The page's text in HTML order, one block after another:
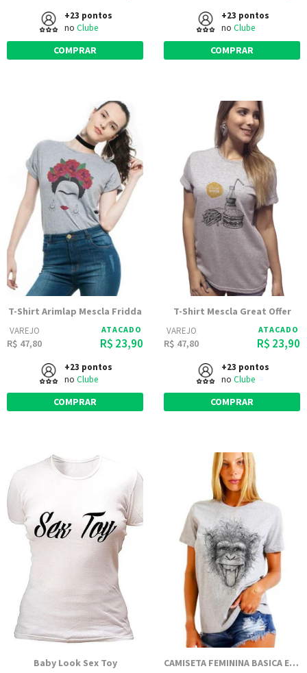
+23 pontos
no Clube
COMPRAR
+23 pontos
no Clube
COMPRAR
T-Shirt Arimlap Mescla Fridda
VAREJO
R$ 47,80
ATACADO
R$ 23,90
+23 pontos
no Clube
COMPRAR
T-Shirt Mescla Great Offer
VAREJO
R$ 47,80
ATACADO
R$ 23,90
+23 pontos
no Clube
COMPRAR
Baby Look Sex Toy CAMISETA FEMININA BASICA ESTAMPADA JOSS - MACACO MALUCO